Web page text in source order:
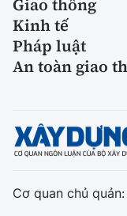
Giao thông
Kinh tế
Pháp luật
An toàn giao
Cơ quan chủ